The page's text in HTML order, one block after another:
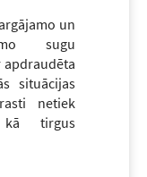
un
sugu
apdraudēta
situācijas
netiek
kā tirgus